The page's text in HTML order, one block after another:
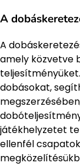
A
A
amely közvetve
dobásokat,
játékhelyzetet
ellenfél